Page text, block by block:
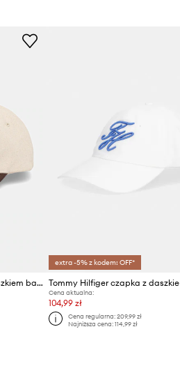
Tommy Hilfiger czapka z daszkiem bawełniana
extra -5% z kodem: OFF*
Cena aktualna:
104,99 zł
Cena regularna: 209,99 zł
Najniższa cena: 114,99 zł